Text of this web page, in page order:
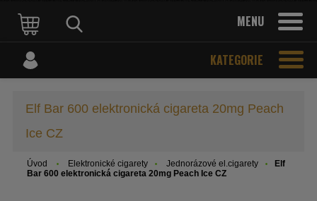
MENU
KATEGORIE
Elf Bar 600 elektronická cigareta 20mg Peach
Ice CZ
Úvod Elektronické cigarety Jednorázové el.cigarety
Elf
Bar 600 elektronická cigareta 20mg Peach Ice CZ